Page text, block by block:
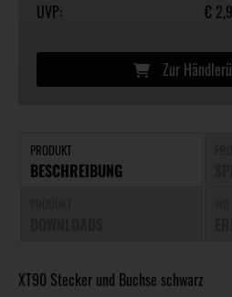
UVP: €
Zur
PRODUKT
BESCHREIBUNG
XT90 Stecker und Buchse schwarz